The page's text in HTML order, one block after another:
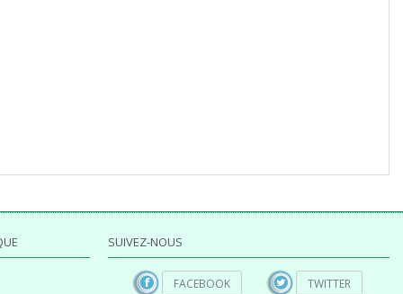
SUIVEZ-NOUS
FACEBOOK TWITTER